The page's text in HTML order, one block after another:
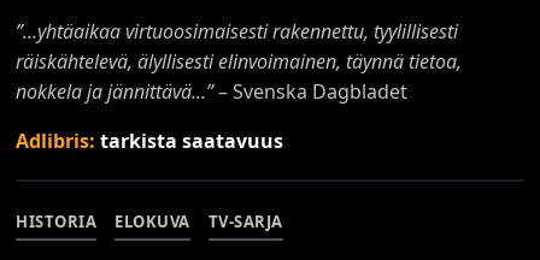
”...yhtäaikaa virtuoosimaisesti rakennettu, tyylillisesti
räiskähtelevä, älyllisesti elinvoimainen, täynnä tietoa,
nokkela ja jännittävä...”– Svenska Dagbladet
Adlibris:tarkista saatavuus
HISTORIA ELOKUVA TV-SARJA